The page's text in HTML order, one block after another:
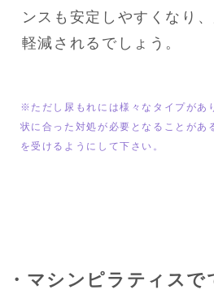
ンスも安定しやすくなり
軽減されるでしょう。
※ただし尿もれには様々なタイプがあ
状に合った対処が必要となることがあ
を受けるようにして下さい。
・マシンピラティス